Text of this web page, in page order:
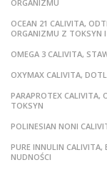
ORGANIZMU
OCEAN 21 CALIVITA,
ORGANIZMU Z TOKSYN I
OMEGA 3 CALIVITA,
OXYMAX CALIVITA,
PARAPROTEX CALIVITA,
TOKSYN
POLINESIAN NONI
PURE INNULIN CALIVITA,
NUDNOŚCI